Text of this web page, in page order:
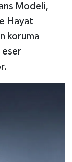
Modeli,
Hayat
koruma
eser